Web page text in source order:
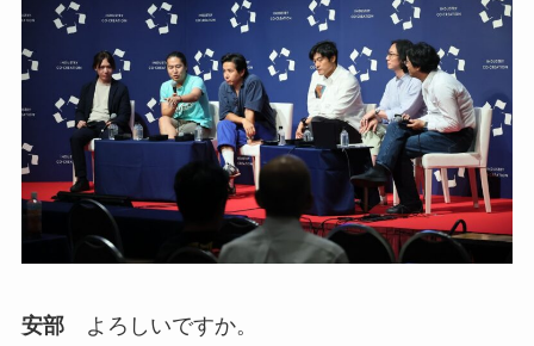
安部よろしいですか。